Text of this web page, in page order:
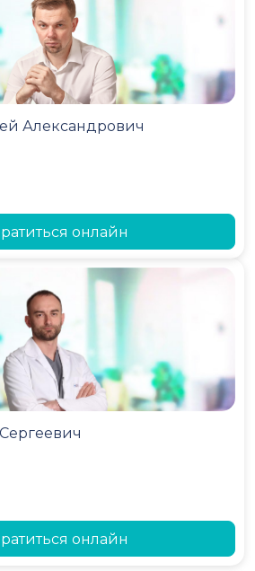
Александрович
онлайн
онлайн